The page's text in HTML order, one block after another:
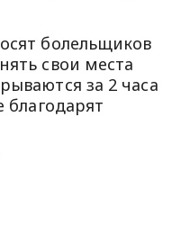
болельщиков
свои места
за 2 часа
благодарят